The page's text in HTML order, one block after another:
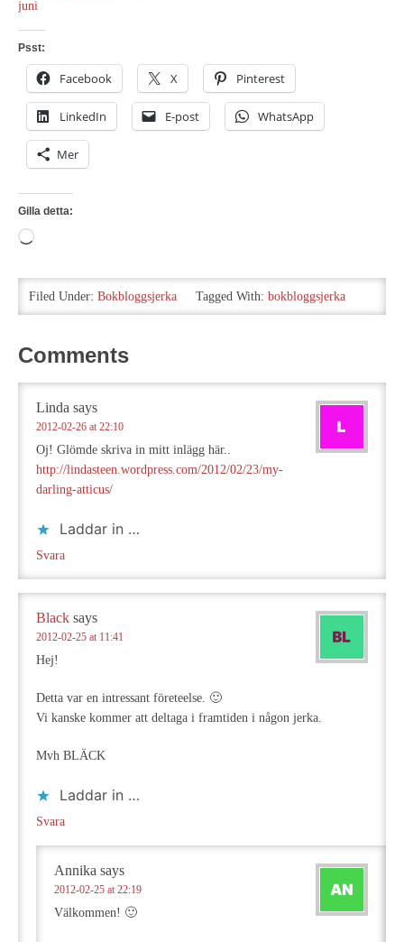
juni
Psst:
Facebook X Pinterest
LinkedIn E-post WhatsApp
Mer
Gilla detta:
Laddar
…
Filed Under: Bokbloggsjerka Tagged With: bokbloggsjerka
Comments
Linda says
2012-02-26 at 22:10
Oj! Glömde skriva in mitt inlägg här..
http://lindasteen.wordpress.com/2012/02/23/my-
darling-atticus/
Laddar in …
Svara
Black says
2012-02-25 at 11:41
Hej!
Detta var en intressant företeelse. 🙂
Vi kanske kommer att deltaga i framtiden i någon jerka.
Mvh BLÄCK
Laddar in …
Svara
Annika says
2012-02-25 at 22:19
Välkommen! 🙂